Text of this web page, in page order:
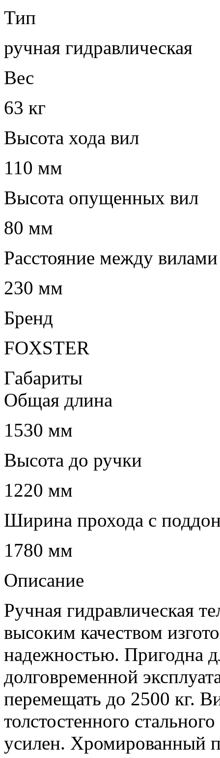
Тип
ручная гидравлическая
Вес
63 кг
Высота хода вил
110 мм
Высота опущенных вил
80 мм
Расстояние между вилами
230 мм
Бренд
FOXSTER
Габариты
Общая длина
1530 мм
Высота до ручки
1220 мм
Ширина прохода с
1780 мм
Описание
Ручная гидравлическая
высоким качеством
надежностью. Пригодна
долговременной
перемещать до 2500 кг.
толстостенного
усилен. Хромированный